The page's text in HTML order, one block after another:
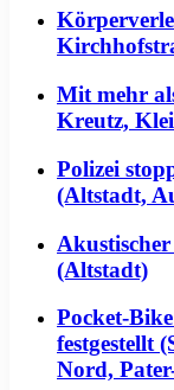
Mit mehr
Kreutz,
Polizei
(Altstadt,
(Altstadt)
Pocket-
festgestellt
Nord,